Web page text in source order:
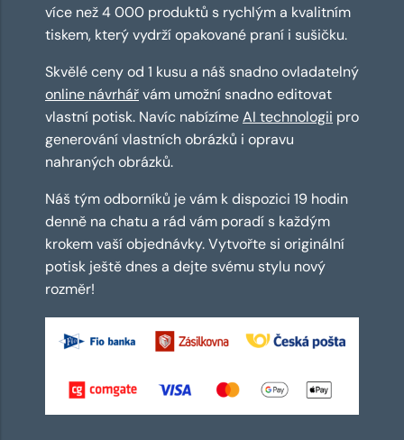
více než 4 000 produktů s rychlým a kvalitním
tiskem, který vydrží opakované praní i sušičku.
Skvělé ceny od 1 kusu a náš snadno ovladatelný
online návrhářvám umožní snadno editovat
vlastní potisk. Navíc nabízímeAI technologii pro
generování vlastních obrázků i opravu
nahraných obrázků.
Náš tým odborníků je vám k dispozici 19 hodin
denně na chatu a rád vám poradí s každým
krokem vaší objednávky. Vytvořte si originální
potisk ještě dnes a dejte svému stylu nový
rozměr!